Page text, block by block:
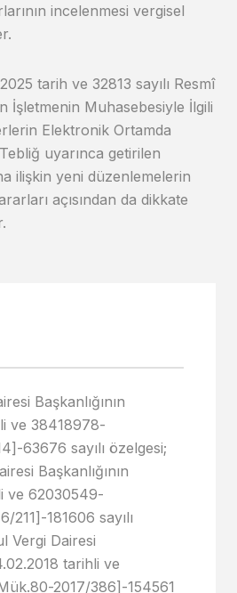
incelenmesi vergisel
tarih ve 32813 sayılı Resmî
İşletmenin Muhasebesiyle İlgili
Elektronik Ortamda
uyarınca getirilen
ilişkin yeni düzenlemelerin
açısından da dikkate
Başkanlığının
ve 38418978-
63676 sayılı özelgesi;
Başkanlığının
ve 62030549-
211]-181606 sayılı
Vergi Dairesi
tarihli ve
2017/386]-154561